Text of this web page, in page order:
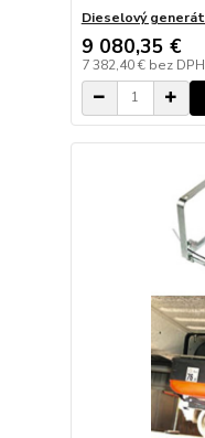
Dieselový
9 080,35 €
7 382,40 € bez DPH